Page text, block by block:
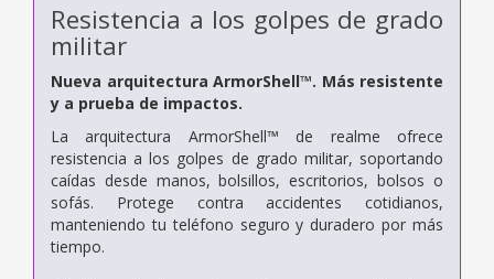
Resistencia a los golpes de grado
militar
Nueva arquitectura ArmorShell™. Más resistente
y a prueba de impactos.
La arquitectura ArmorShell™ de realme ofrece
resistencia a los golpes de grado militar, soportando
caídas desde manos, bolsillos, escritorios, bolsos o
sofás. Protege contra accidentes cotidianos,
manteniendo tu teléfono seguro y duradero por más
tiempo.